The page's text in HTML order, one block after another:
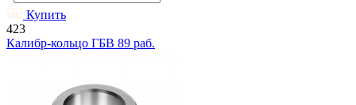
Купить
423
Калибр-кольцо ГБВ 89 раб.